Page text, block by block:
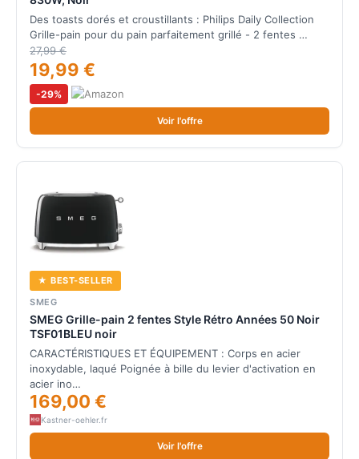
Des toasts dorés et croustillants : Philips Daily Collection
Grille-pain pour du pain parfaitement grillé - 2 fentes …
27,99 €
19,99 €
-29%
Voir l'offre
★ BEST-SELLER
SMEG
SMEG Grille-pain 2 fentes Style Rétro Années 50 Noir
TSF01BLEU noir
CARACTÉRISTIQUES ET ÉQUIPEMENT : Corps en acier
inoxydable, laqué Poignée à bille du levier d'activation en
acier ino…
169,00 €
Kastner-oehler.fr
Voir l'offre